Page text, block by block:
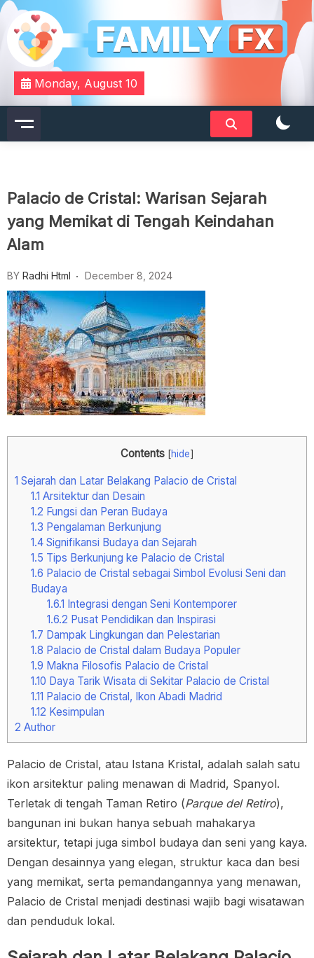
Skip
content
Familyfx
Your Daily Dose of Family Wisdom
Monday, August 10
Palacio de Cristal: Warisan Sejarah
yang Memikat di Tengah Keindahan
Alam
BY Radhi Html December 8, 2024
Contents [hide]
1 Sejarah dan Latar Belakang Palacio de Cristal
1.1 Arsitektur dan Desain
1.2 Fungsi dan Peran Budaya
1.3 Pengalaman Berkunjung
1.4Signifikansi Budaya dan Sejarah
1.5 Tips Berkunjung ke Palacio de Cristal
1.6 Palacio de Cristal sebagai Simbol Evolusi Seni dan
Budaya
1.6.1 Integrasi dengan Seni Kontemporer
1.6.2 Pusat Pendidikan dan Inspirasi
1.7 Dampak Lingkungan dan Pelestarian
1.8 Palacio de Cristal dalam Budaya Populer
1.9 Makna Filosofis Palacio de Cristal
1.10 Daya Tarik Wisata di Sekitar Palacio de Cristal
1.11 Palacio de Cristal, Ikon Abadi Madrid
1.12 Kesimpulan
2 Author
Palacio de Cristal, atau Istana Kristal, adalah salah satu
ikon arsitektur paling menawan di Madrid, Spanyol.
Terletak di tengah Taman Retiro (Parque del Retiro),
bangunan ini bukan hanya sebuah mahakarya
arsitektur, tetapi juga simbol budaya dan seni yang kaya.
Dengan desainnya yang elegan, struktur kaca dan besi
yang memikat, serta pemandangannya yang menawan,
Palacio de Cristal menjadi destinasi wajib bagi wisatawan
dan penduduk lokal.